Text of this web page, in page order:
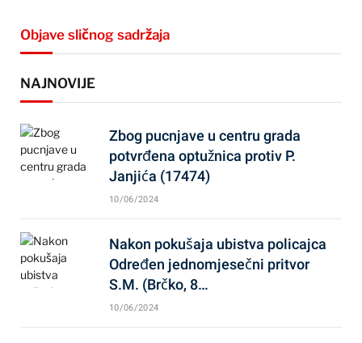
Objave sličnog sadržaja
NAJNOVIJE
Zbog pucnjave u centru grada
potvrđena optužnica protiv P.
Janjića (17474)
10/06/2024
Nakon pokušaja ubistva policajca
Određen jednomjesečni pritvor
S.M. (Brčko, 8…
10/06/2024